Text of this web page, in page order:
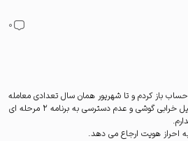
0
سال 1401 در کوکوین حساب باز کردم و تا شهریور همان سال تعدادی معامله
انجام دادم و لی از مهرماه 1401 بدلیل خرابی گوشی و عدم دسترسی به برنامه 2 مرحله ای
احراز هویت ارجاع می دهد.